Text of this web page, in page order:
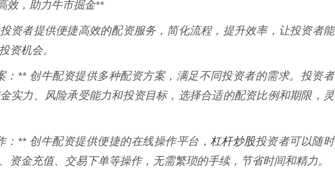
效，助力牛市掘金**
资者提供便捷高效的配资服务，简化流程，提升效率，让投资者能
资机会。
：** 创牛配资提供多种配资方案，满足不同投资者的需求。投资者
实力、风险承受能力和投资目标，选择合适的配资比例和期限，灵
：** 创牛配资提供便捷的在线操作平台， 杠杆炒股投资者可以随时
资金充值、交易下单等操作，无需繁琐的手续，节省时间和精力。